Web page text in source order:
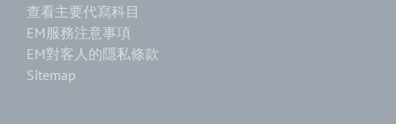
查看主要代寫科目
EM服務注意事項
EM對客人的隱私條款
Sitemap